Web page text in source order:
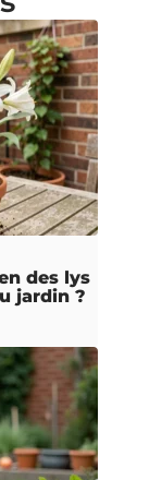
des lys
jardin ?